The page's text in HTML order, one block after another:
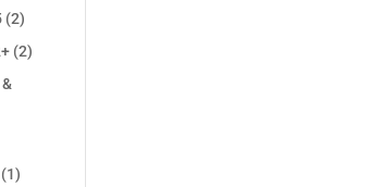
productos
22
productos
22
11